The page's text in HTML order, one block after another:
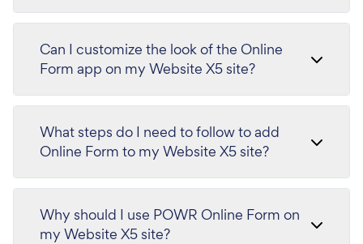
Can I customize the look of the Online
Form app on my Website X5 site?
What steps do I need to follow to add
Online Form to my Website X5 site?
Why should I use POWR Online Form on
my Website X5 site?